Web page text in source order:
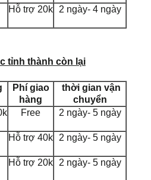
Hỗ trợ 20k 2 ngày- 4 ngày
tỉnh thành còn lại
Phí giao
hàng
thời gian vận
chuyển
Free 2 ngày- 5 ngày
Hỗ trợ 40k 2 ngày- 5 ngày
Hỗ trợ 20k 2 ngày- 5 ngày